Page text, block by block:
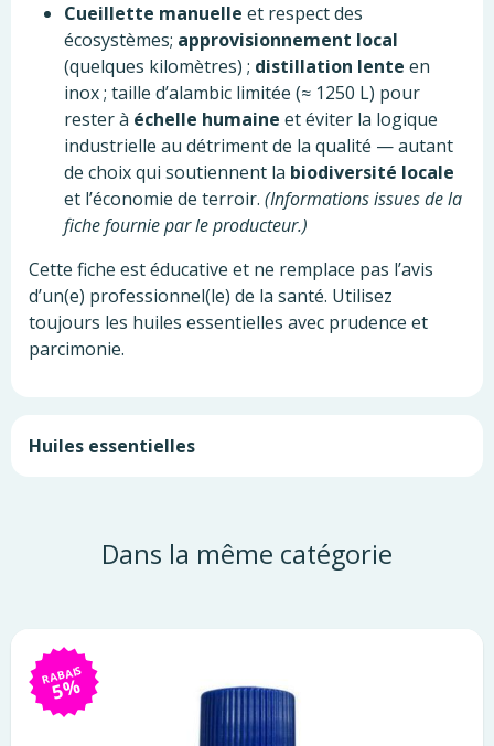
Cueillette manuelle et respect des
écosystèmes; approvisionnement local
(quelques kilomètres) ; distillation lente en
inox ; taille d’alambic limitée (≈ 1250 L) pour
rester à échelle humaine et éviter la logique
industrielle au détriment de la qualité — autant
de choix qui soutiennent la biodiversité locale
et l’économie de terroir. (Informations issues de la
fiche fournie par le producteur.)
Cette fiche est éducative et ne remplace pas l’avis
d’un(e) professionnel(le) de la santé. Utilisez
toujours les huiles essentielles avec prudence et
parcimonie.
Huiles essentielles
Dans la même catégorie
RABAIS
5%